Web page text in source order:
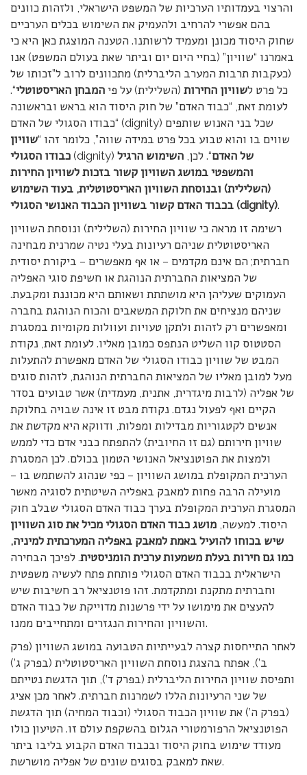
והרצוי בעמדותיו הערכיות של המשפט הישראלי, ולזהות כוונים
בהם אפשרי להרחיב ולהעמיק את השימוש בכלים הערכיים
שחוק היסוד מכונן ומעמיד לרשותנו. הטענה המוצגת כאן היא כי
באמרנו “שוויון” (בחיי היום יום וביתר שאת בעולם המשפט) אנו
(כעקבות תרבות המערב הליברלית) מתכוונים לרוב ל”זכותו של
כל פרט לשוויון החירות (השלילית) על פי המבחן האריסטוטלי“.
לעומת זאת, “כבוד האדם” של חוק היסוד הוא בראש ובראשונה
“כבודו הסגולי של האדם (dignity) שכל בני האנוש שותפים
שווים בו והוא טבוע בכל פרט במידה שווה”, כלומר זהו “שוויון
כבודו הסגולי (dignity) של האדם“. לכן, השימוש הרגיל
והמשפטי במושג השוויון קשור בזכות לשוויון החירות
(השלילית) ובנוסחת השוויון האריסטוטלית, בעוד השימוש
בכבוד האדם קשור בשוויון הכבוד האנושי הסגולי (dignity).
רשימה זו מראה כי שוויון החירות (השלילית) ונוסחת השוויון
האריסטוטלית שניהם רעיונות בעלי נטיה שמרנית מבחינה
חברתית; הם אינם מקדמים – או אף מאפשרים – ביקורת יסודית
של המציאות החברתית הנוהגת או חשיפת סוגי האפליה
העמוקים שעליהן היא מושתתת ושאותם היא מכוננת ומקבעת.
שניהם מנציחים את חלוקת המשאבים והכוח הנוהגת בחברה
ומאפשרים רק לזהות ולתקן טעויות ועוולות מקומיות במסגרת
הסטטוס קוו השליט הנתפס כמובן מאליו. לעומת זאת, נקודת
המבט של שוויון כבודו הסגולי של האדם מאפשרת להתעלות
מעל למובן מאליו של המציאות החברתית הנוהגת, לזהות סוגים
של אפליה (לרבות מיגדרית, אתנית, מעמדית) אשר טבועים בסדר
הקיים ואף לפעול נגדם. נקודת מבט זו אינה שבויה בחלוקת
אנשים לקטגוריות מבדילות ומפלות, ודווקא היא מקדשת את
שוויון חירותם (גם זו החיובית) להתפתח כבני אדם כדי לממש
ולמצות את הפוטנציאל האנושי הטמון בכולם. לכן המסגרת
הערכית המקופלת במושג השוויון – כפי שנהוג להשתמש בו –
מועילה הרבה פחות למאבק באפליה השיטתית לסוגיה מאשר
המסגרת הערכית המקופלת בערך כבוד האדם הסגולי שבלב חוק
היסוד. למעשה, מושג כבוד האדם הסגולי מכיל את סוג השוויון
שיש בכוחו להועיל באמת למאבק באפליה המערכתית למיניה,
כמו גם חירות בעלת משמעות ערכית הומניסטית. לפיכך הבחירה
הישראלית בכבוד האדם הסגולי פותחת פתח לעשיה משפטית
וחברתית מתקנת ומתקדמת. זהו פוטנציאל רב חשיבות שיש
להעצים את מימושו על ידי פרשנות מדוייקת של כבוד האדם
והשוויון והחירות הנגזרים ומתחייבים ממנו.
לאחר התייחסות קצרה לבעייתיות הטבועה במושג השוויון (פרק
ב’), אפתח בהצגת נוסחת השוויון האריסטוטלית (בפרק ג’)
ותפיסת שוויון החירות הליברלית (בפרק ד’), תוך הדגשת נטייתם
של שני הרעיונות הללו לשמרנות חברתית. לאחר מכן אציג
(בפרק ה’) את שוויון הכבוד הסגולי (וכבוד המחיה) תוך הדגשת
הפוטנציאל הרפורמטורי הגלום בהשקפת עולם זו. הטיעון כולו
מעודד שימוש בחוק היסוד ובכבוד האדם הקבוע בליבו ביתר
שאת למאבק בסוגים שונים של אפליה מושרשת.